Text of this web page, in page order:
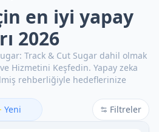
en iyi yapay
2026
Track & Cut Sugar dahil olmak
Hizmetini Keşfedin. Yapay zeka
rehberliğiyle hedeflerinize
Yeni Filtreler